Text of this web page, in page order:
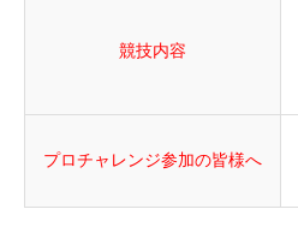
競技内容
プロチャレンジ参加の皆様へ